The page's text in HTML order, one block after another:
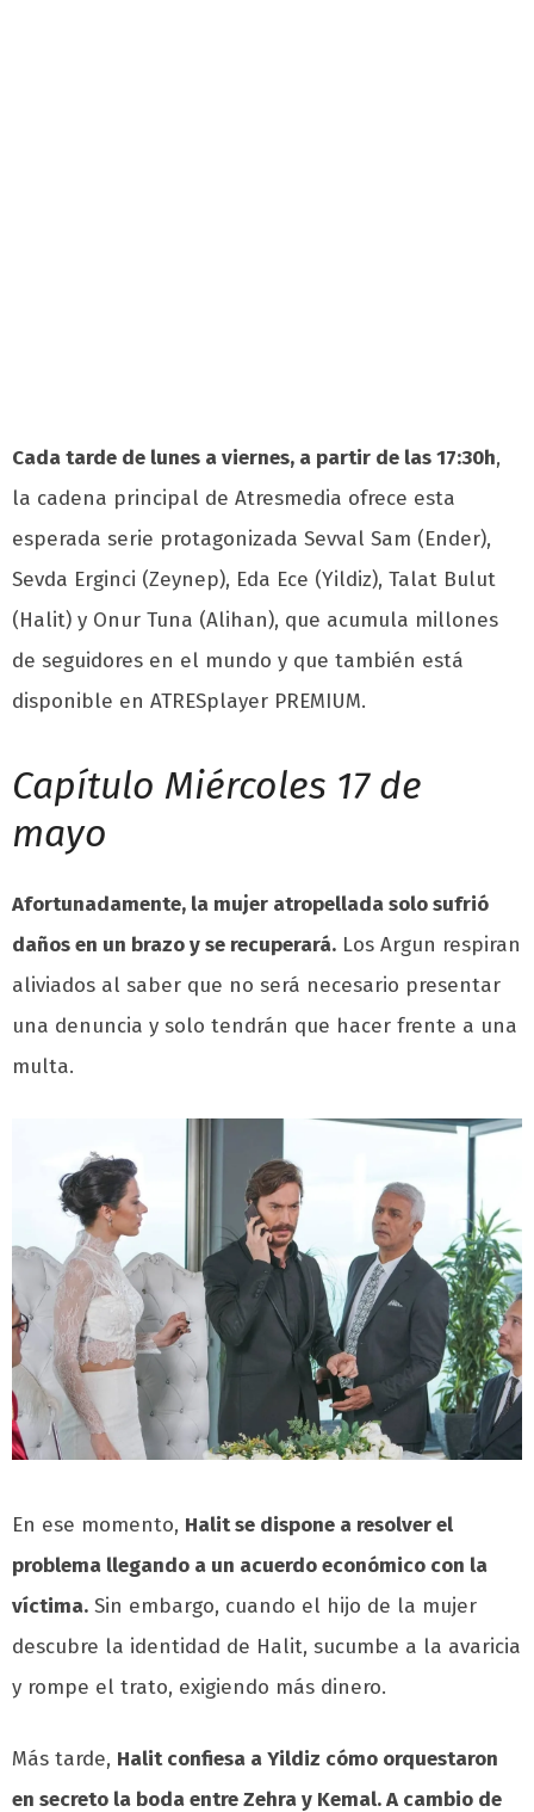
Cada tarde de lunes a viernes, a partir de las 17:30h,
la cadena principal de Atresmedia ofrece esta
esperada serie protagonizada Sevval Sam (Ender),
Sevda Erginci (Zeynep), Eda Ece (Yildiz), Talat Bulut
(Halit) y Onur Tuna (Alihan), que acumula millones
de seguidores en el mundo y que también está
disponible en ATRESplayer PREMIUM.
Capítulo Miércoles 17 de
mayo
Afortunadamente, la mujer atropellada solo sufrió
daños en un brazo y se recuperará. Los Argun respiran
aliviados al saber que no será necesario presentar
una denuncia y solo tendrán que hacer frente a una
multa.
En ese momento, Halit se dispone a resolver el
problema llegando a un acuerdo económico con la
víctima. Sin embargo, cuando el hijo de la mujer
descubre la identidad de Halit, sucumbe a la avaricia
y rompe el trato, exigiendo más dinero.
Más tarde, Halit confiesa a Yildiz cómo orquestaron
en secreto la boda entre Zehra y Kemal. A cambio de